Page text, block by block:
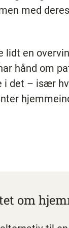
med
lidt en
hånd om
det – især
om